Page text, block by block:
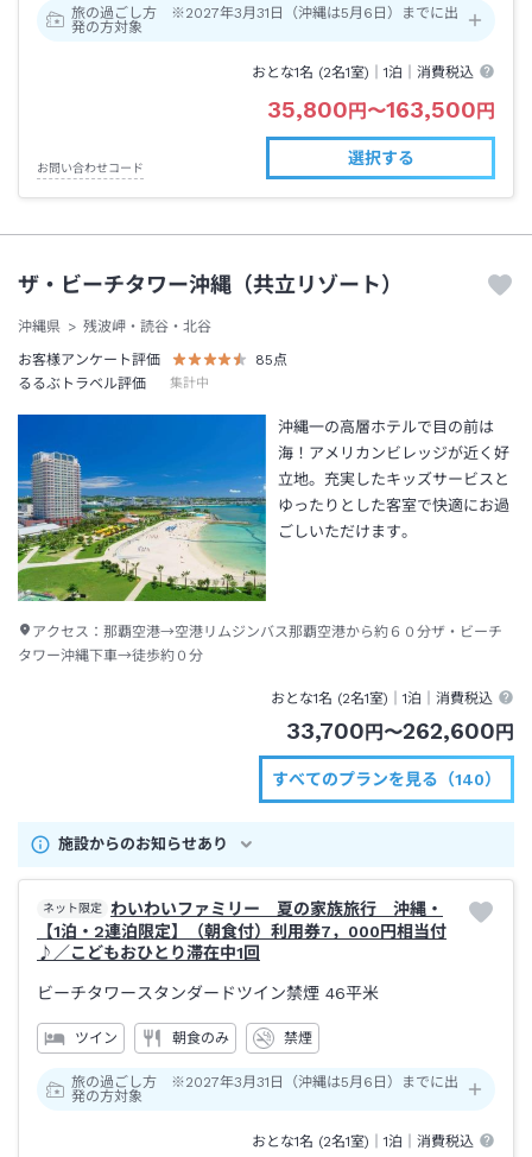
旅の過ごし方 ※2027年3月31日（沖縄は5月6日）までに出
発の方対象
おとな1名 (2名1室)｜1泊 ｜消費税込
35,800円〜163,500円
お問い合わせコード
選択する
ザ・ビーチタワー沖縄（共立リゾート）
沖縄県
残波岬・読谷・北谷
お客様アンケート評価
85点
るるぶトラベル評価
集計中
沖縄一の高層ホテルで目の前は
海！アメリカンビレッジが近く好
立地。充実したキッズサービスと
ゆったりとした客室で快適にお過
ごしいただけます。
アクセス： 那覇空港→空港リムジンバス那覇空港から約６０分ザ・ビーチ
タワー沖縄下車→徒歩約０分
おとな1名 (2名1室)｜1泊 ｜消費税込
33,700円〜262,600円
すべてのプランを見る（140）
施設からのお知らせあり
ネット限定
わいわいファミリー 夏の家族旅行 沖縄・
【1泊・2連泊限定】（朝食付）利用券7，000円相当付
♪／こどもおひとり滞在中1回
ビーチタワースタンダードツイン禁煙 46平米
ツイン 朝食のみ 禁煙
旅の過ごし方 ※2027年3月31日（沖縄は5月6日）までに出
発の方対象
おとな1名 (2名1室)｜1泊 ｜消費税込